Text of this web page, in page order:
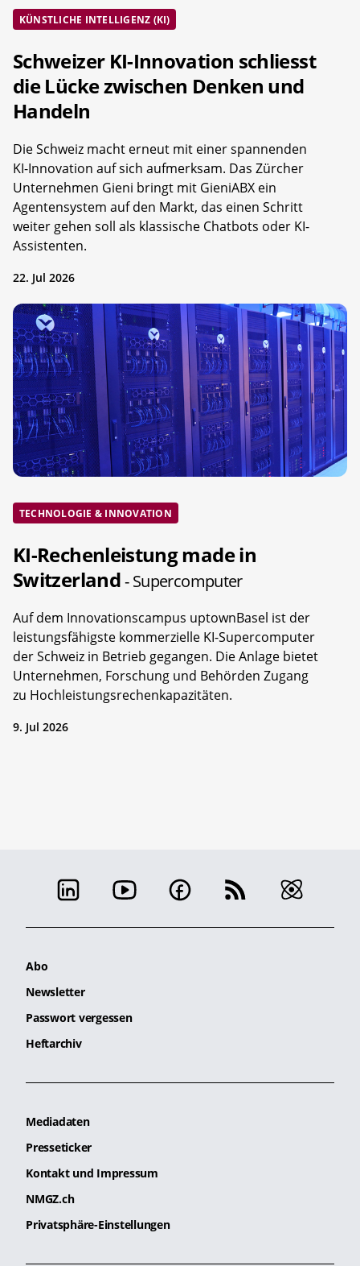
KÜNSTLICHE INTELLIGENZ (KI)
Schweizer KI-Innovation schliesst
die Lücke zwischen Denken und
Handeln
Die Schweiz macht erneut mit einer spannenden
KI-Innovation auf sich aufmerksam. Das Zürcher
Unternehmen Gieni bringt mit GieniABX ein
Agentensystem auf den Markt, das einen Schritt
weiter gehen soll als klassische Chatbots oder KI-
Assistenten.
22. Jul 2026
TECHNOLOGIE & INNOVATION
KI-Rechenleistung made in
Switzerland- Supercomputer
Auf dem Innovationscampus uptownBasel ist der
leistungsfähigste kommerzielle KI-Supercomputer
der Schweiz in Betrieb gegangen. Die Anlage bietet
Unternehmen, Forschung und Behörden Zugang
zu Hochleistungsrechenkapazitäten.
9. Jul 2026
Abo
Newsletter
Passwort vergessen
Heftarchiv
Mediadaten
Presseticker
Kontakt und Impressum
NMGZ.ch
Privatsphäre-Einstellungen